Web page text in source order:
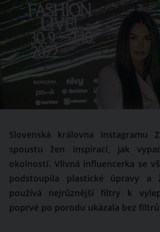
Slovenská královna Instagramu
spoustu žen inspirací, jak
okolností. Vlivná influencerka se
podstoupila plastické úpravy a
používá nejrůznější filtry k
poprvé po porodu ukázala bez